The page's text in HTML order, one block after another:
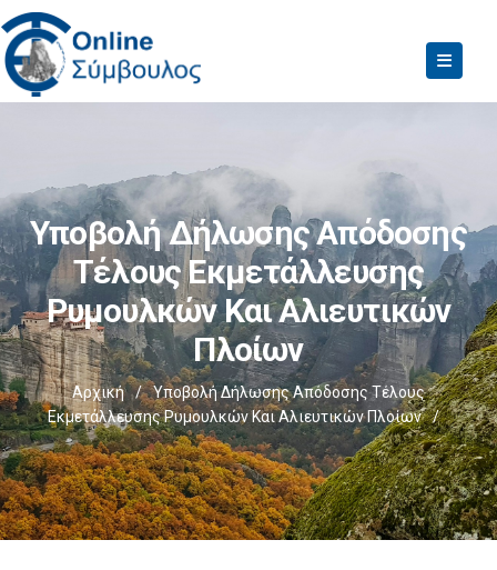
Υποβολή Δήλωσης Απόδοσης
Τέλους Εκμετάλλευσης
Ρυμουλκών Και Αλιευτικών
Πλοίων
Αρχική /
Υποβολή Δήλωσης Απόδοσης Τέλους
Εκμετάλλευσης Ρυμουλκών Και Αλιευτικών Πλοίων
/